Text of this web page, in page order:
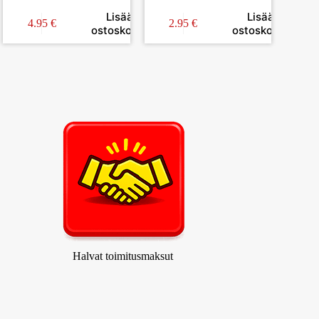
4.95 €
Lisää
ostoskoriin
2.95€
Lisää
ostoskoriin
Halvat toimitusmaksut